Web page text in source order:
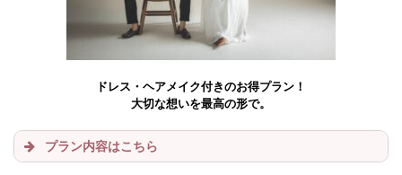
ドレス・ヘアメイク付きのお得プラン！
大切な想いを最高の形で。
プラン内容はこちら